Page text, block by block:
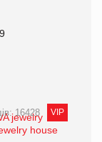
16428 VIP
jewelry
house